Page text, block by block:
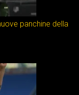
panchine della